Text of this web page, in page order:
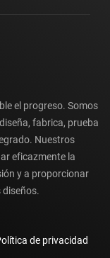
el progreso. Somos
fabrica, prueba
Nuestros
eficazmente la
y a proporcionar
de privacidad